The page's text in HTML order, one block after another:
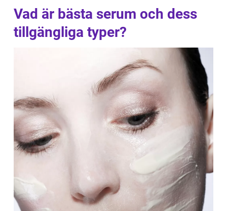
Vad är bästa serum och dess
tillgängliga typer?